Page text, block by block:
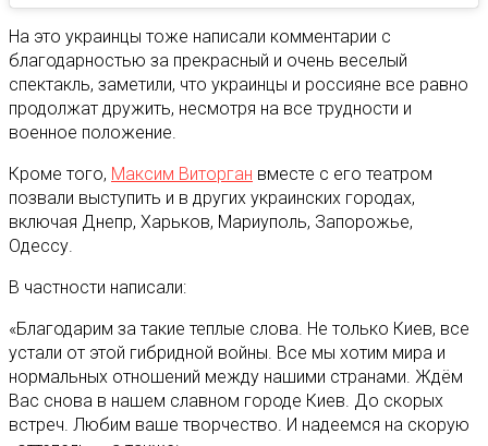
На это украинцы тоже написали комментарии с
благодарностью за прекрасный и очень веселый
спектакль, заметили, что украинцы и россияне все равно
продолжат дружить, несмотря на все трудности и
военное положение.
Кроме того, Максим Виторган вместе с его театром
позвали выступить и в других украинских городах,
включая Днепр, Харьков, Мариуполь, Запорожье,
Одессу.
В частности написали:
«Благодарим за такие теплые слова. Не только Киев, все
устали от этой гибридной войны. Все мы хотим мира и
нормальных отношений между нашими странами. Ждём
Вас снова в нашем славном городе Киев. До скорых
встреч. Любим ваше творчество. И надеемся на скорую